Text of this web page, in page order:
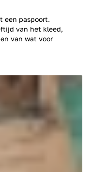
een paspoort.
van het kleed,
van wat voor